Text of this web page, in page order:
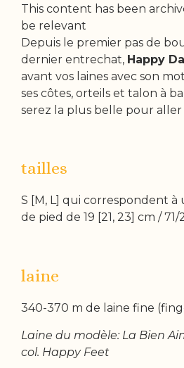
This content has been
be relevant
Depuis le premier pas de
dernier entrechat, Happy
avant vos laines avec son
ses côtes, orteils et talon à
serez la plus belle pour aller
tailles
S [M, L] qui correspondent
de pied de 19 [21, 23] cm / 71/
laine
340-370 m de laine fine
Laine du modèle: La Bien
col. Happy Feet